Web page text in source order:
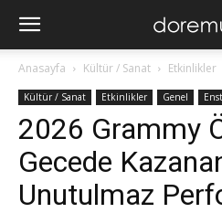
Anasayfa Kültür / Sanat Etkinlikler
Kültür / Sanat Etkinlikler Genel
2026 Grammy
Gecede
Unutulmaz